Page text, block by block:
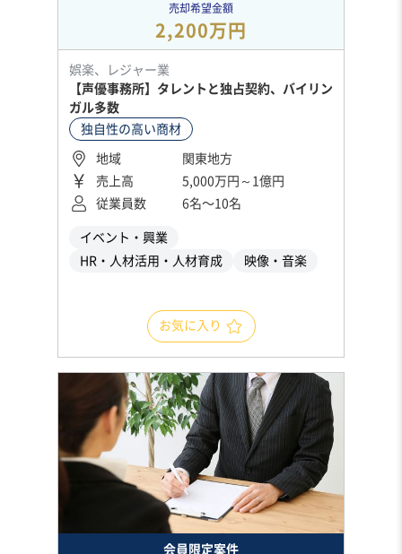
売却希望金額
2,200万円
娯楽、レジャー業
【声優事務所】タレントと独占契約、バイリン
ガル多数
独自性の高い商材
地域
関東地方
売上高
5,000万円～1億円
従業員数
6名〜10名
イベント・興業
HR・人材活用・人材育成
映像・音楽
お気に入り
会員限定案件